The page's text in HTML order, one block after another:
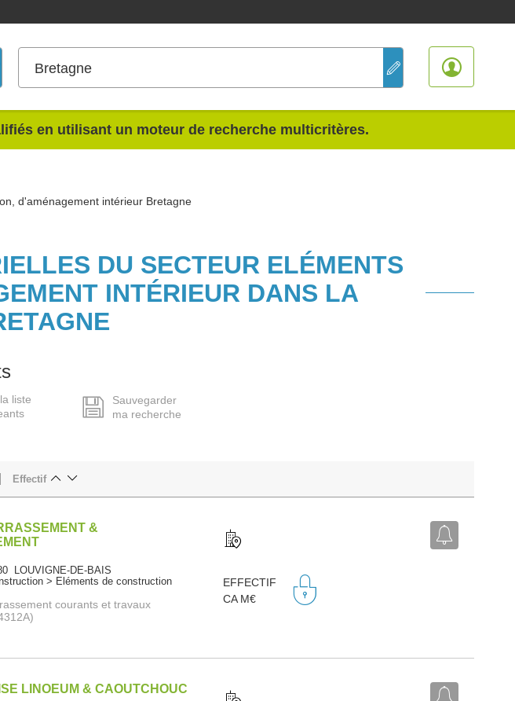
Bretagne
en utilisant un moteur de recherche multicritères.
d'aménagement intérieur Bretagne
DU SECTEUR ELÉMENTS
INTÉRIEUR DANS LA
liste
Sauvegarder
ma recherche
Effectif
&
LOUVIGNE-DE-BAIS
> Eléments de construction
courants et travaux
EFFECTIF
CA M€
LINOEUM & CAOUTCHOUC